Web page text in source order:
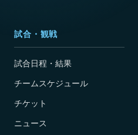
試合・観戦
試合日程・結果
チームスケジュール
チケット
ニュース